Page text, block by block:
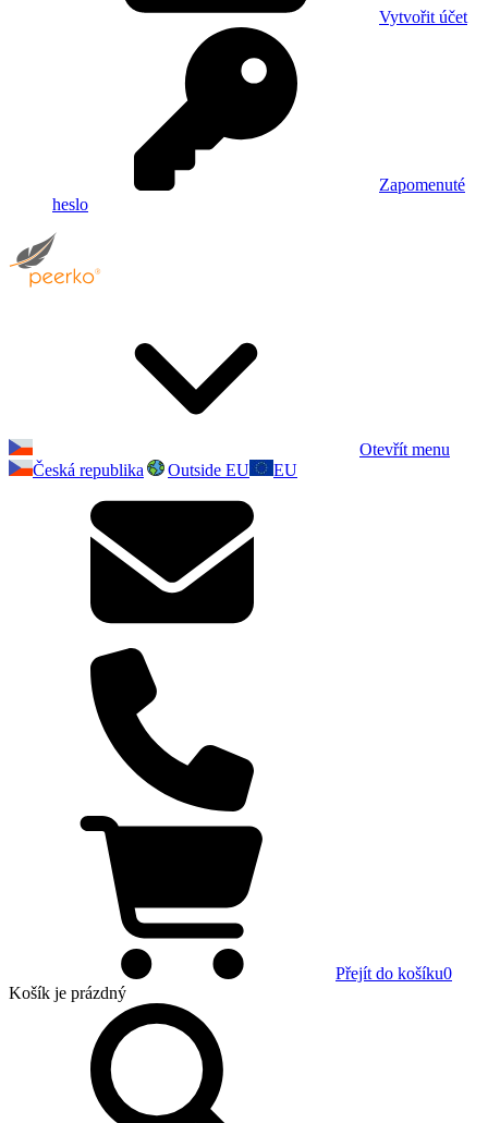
Vytvořit účet
Zapomenuté
heslo
Otevřít menu
Česká republika
Outside EU EU
Přejít do košíku0
Košík je prázdný